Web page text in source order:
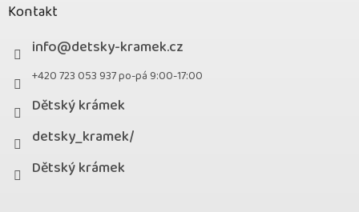
Kontakt
info@detsky-kramek.cz
+420 723 053 937 po-pá 9:00-17:00
Dětský krámek
detsky_kramek/
Dětský krámek